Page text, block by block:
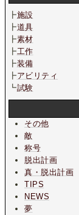
┣施設
┣道具
┣素材
┣工作
┣装備
┣アビリティ
┗試験
その他
敵
称号
脱出計画
真・脱出計画
TIPS
NEWS
夢